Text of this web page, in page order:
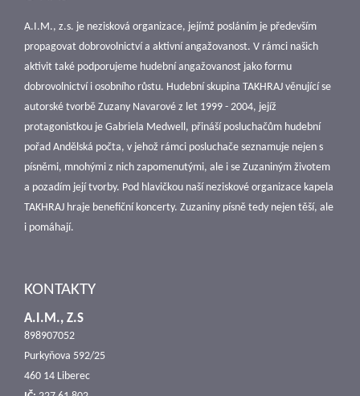
A.I.M., z.s. je nezisková organizace, jejímž posláním je především
propagovat dobrovolnictví a aktivní angažovanost. V rámci našich
aktivit také podporujeme hudební angažovanost jako formu
dobrovolnictví i osobního růstu. Hudební skupina TAKHRAJ věnující se
autorské tvorbě Zuzany Navarové z let 1999 - 2004, jejíž
protagonistkou je Gabriela Medwell, přináší posluchačům hudební
pořad Andělská počta, v jehož rámci posluchače seznamuje nejen s
písněmi, mnohými z nich zapomenutými, ale i se Zuzaniným životem
a pozadím její tvorby. Pod hlavičkou naší neziskové organizace kapela
TAKHRAJ hraje benefiční koncerty. Zuzaniny písně tedy nejen těší, ale
i pomáhají.
KONTAKTY
A.I.M., Z.S
898907052
Purkyňova 592/25
460 14 Liberec